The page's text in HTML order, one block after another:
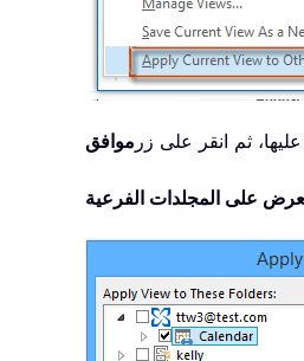
موافق
على المجلدات الفرعية